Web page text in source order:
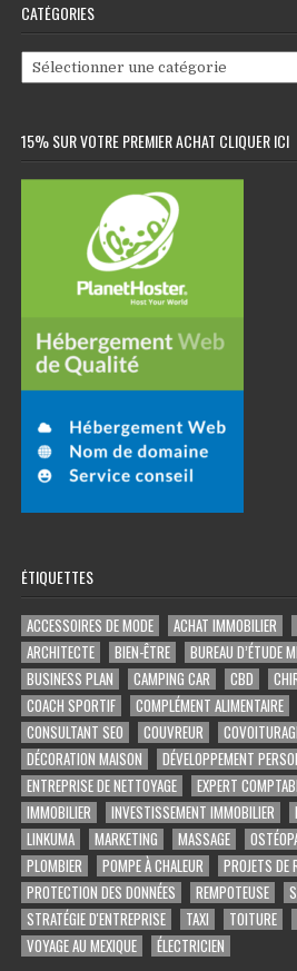
CATÉGORIES
Catégories
15% SUR VOTRE PREMIER ACHAT CLIQUER ICI
ÉTIQUETTES
ACCESSOIRES DE MODE ACHAT IMMOBILIER
ARCHITECTE
BIEN-ÊTRE
BUREAU D’ÉTUDE
BUSINESS PLAN
CAMPING CAR CBD
COACH SPORTIF
COMPLÉMENT ALIMENTAIRE
CONSULTANT SEO
COUVREUR
DÉCORATION MAISON
DÉVELOPPEMENT
ENTREPRISE DE NETTOYAGE
EXPERT
IMMOBILIER
INVESTISSEMENT IMMOBILIER
LINKUMA
MARKETING MASSAGE
PLOMBIER
POMPE À CHALEUR
PROJETS DE
PROTECTION DES DONNÉES
REMPOTEUSE
STRATÉGIE D'ENTREPRISE
TAXI TOITURE
VOYAGE AU MEXIQUE
ÉLECTRICIEN